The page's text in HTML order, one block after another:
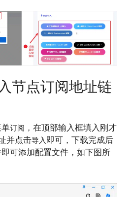
节点订阅地址链
订阅 ，在顶部输入框填入刚才
并点击导入 即可，下载完成后
可添加配置文件，如下图所